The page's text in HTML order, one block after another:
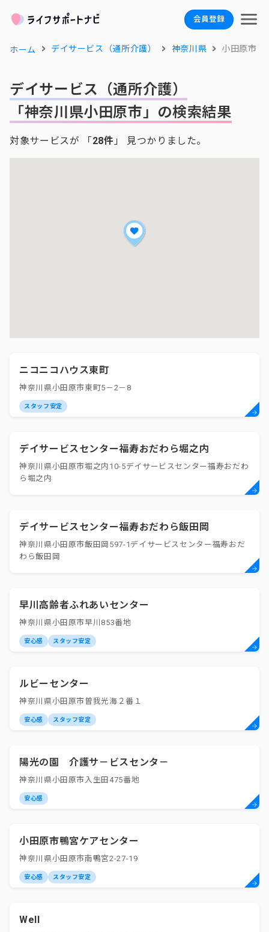
会員登録
ホーム デイサービス（通所介護） 神奈川県 小田原市
デイサービス（通所介護）
「神奈川県小田原市」の検索結果
対象サービスが 「28件 」 見つかりました。
ニコニコハウス東町
神奈川県小田原市東町5－2－8
スタッフ安定
デイサービスセンター福寿おだわら堀之内
神奈川県小田原市堀之内10-5デイサービスセンター福寿おだわ
ら堀之内
デイサービスセンター福寿おだわら飯田岡
神奈川県小田原市飯田岡597-1デイサービスセンター福寿おだ
わら飯田岡
早川高齢者ふれあいセンター
神奈川県小田原市早川853番地
安心感 スタッフ安定
ルビーセンター
神奈川県小田原市曽我光海２番１
安心感 スタッフ安定
陽光の園 介護サ－ビスセンタ－
神奈川県小田原市入生田475番地
安心感
小田原市鴨宮ケアセンター
神奈川県小田原市南鴨宮2-27-19
安心感 スタッフ安定
Well